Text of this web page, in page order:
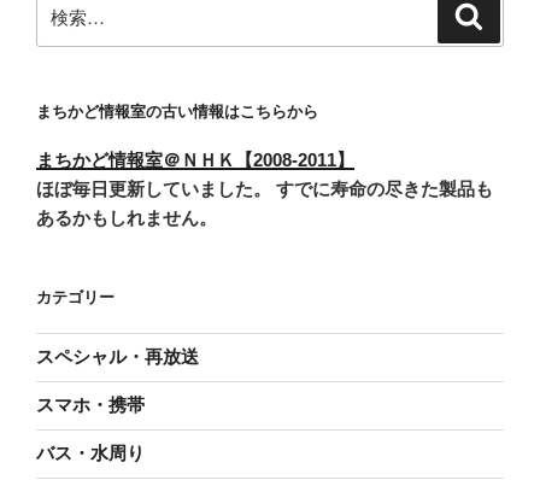
索:
まちかど情報室の古い情報はこちらから
まちかど情報室＠ＮＨＫ【2008-2011】
ほぼ毎日更新していました。 すでに寿命の尽きた製品も
あるかもしれません。
カテゴリー
スペシャル・再放送
スマホ・携帯
バス・水周り